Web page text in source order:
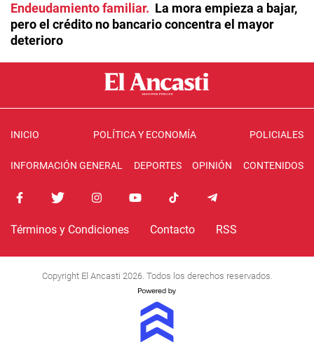
Endeudamiento familiar
La mora empieza a bajar,
pero el crédito no bancario concentra el mayor
deterioro
INICIO POLÍTICA Y ECONOMÍA POLICIALES
INFORMACIÓN GENERAL DEPORTES OPINIÓN CONTENIDOS
Términos y Condiciones Contacto RSS
Copyright El Ancasti 2026. Todos los derechos reservados.